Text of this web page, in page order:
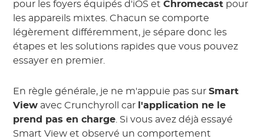
pour les foyers équipés d'iOS etChromecast pour
les appareils mixtes. Chacun se comporte
légèrement différemment, je sépare donc les
étapes et les solutions rapides que vous pouvez
essayer en premier.
En règle générale, je ne m'appuie pas surSmart
View avec Crunchyroll car l'application ne le
prend pas en charge . Si vous avez déjà essayé
Smart View et observé un comportement